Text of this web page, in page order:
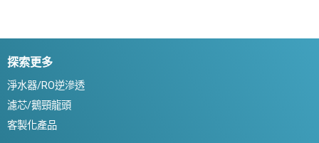
探索更多
淨水器/RO逆滲透
濾芯/鵝頸龍頭
客製化產品